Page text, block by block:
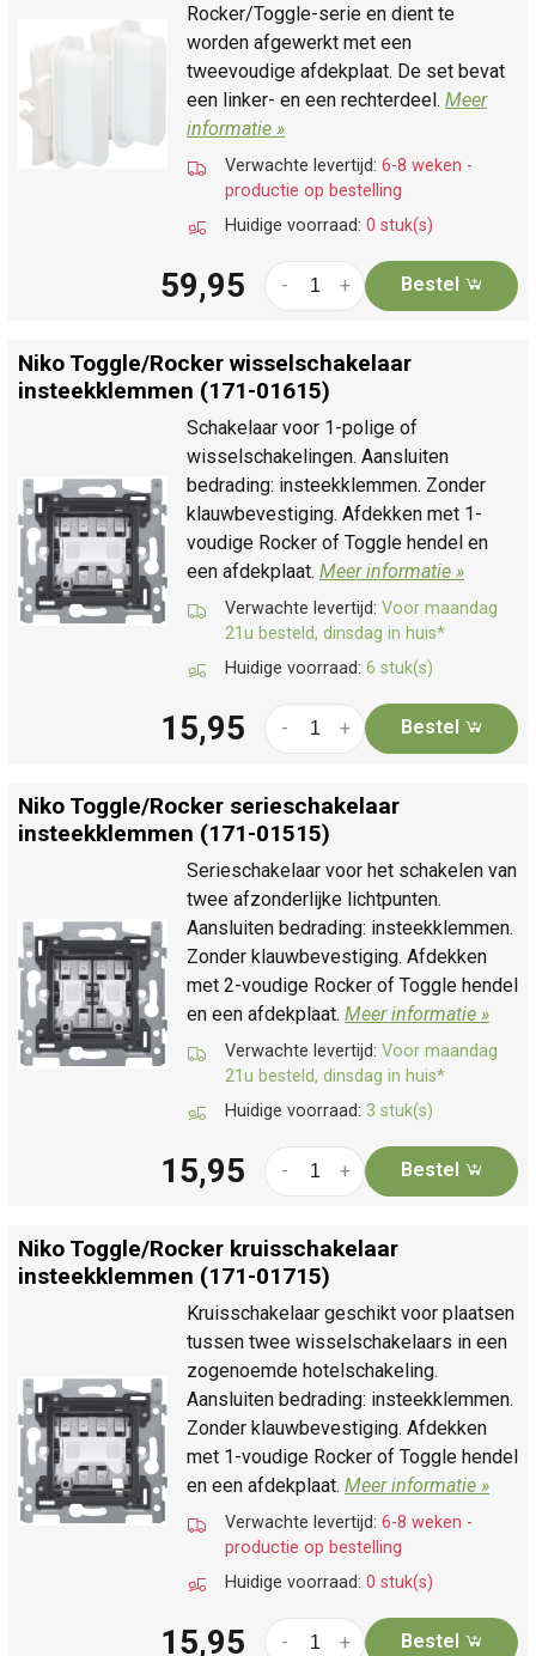
Rocker/Toggle-serie en dient te
worden afgewerkt met een
tweevoudige afdekplaat. De set bevat
een linker- en een rechterdeel. Meer
informatie »
Verwachte levertijd: 6-8 weken -
productie op bestelling
Huidige voorraad: 0 stuk(s)
59,95 +
- Bestel
Niko Toggle/Rocker wisselschakelaar
insteekklemmen (171-01615)
Schakelaar voor 1-polige of
wisselschakelingen. Aansluiten
bedrading: insteekklemmen. Zonder
klauwbevestiging. Afdekken met 1-
voudige Rocker of Toggle hendel en
een afdekplaat. Meer informatie »
Verwachte levertijd: Voor maandag
21u besteld, dinsdag in huis*
Huidige voorraad: 6 stuk(s)
15,95 +
- Bestel
Niko Toggle/Rocker serieschakelaar
insteekklemmen (171-01515)
Serieschakelaar voor het schakelen van
twee afzonderlijke lichtpunten.
Aansluiten bedrading: insteekklemmen.
Zonder klauwbevestiging. Afdekken
met 2-voudige Rocker of Toggle hendel
en een afdekplaat. Meer informatie »
Verwachte levertijd: Voor maandag
21u besteld, dinsdag in huis*
Huidige voorraad: 3 stuk(s)
15,95 +
- Bestel
Niko Toggle/Rocker kruisschakelaar
insteekklemmen (171-01715)
Kruisschakelaar geschikt voor plaatsen
tussen twee wisselschakelaars in een
zogenoemde hotelschakeling.
Aansluiten bedrading: insteekklemmen.
Zonder klauwbevestiging. Afdekken
met 1-voudige Rocker of Toggle hendel
en een afdekplaat. Meer informatie »
Verwachte levertijd: 6-8 weken -
productie op bestelling
Huidige voorraad: 0 stuk(s)
15,95 +
- Bestel